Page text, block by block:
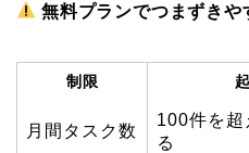
無料プランでつまずきや
制限
月間タスク数
100件を超
る